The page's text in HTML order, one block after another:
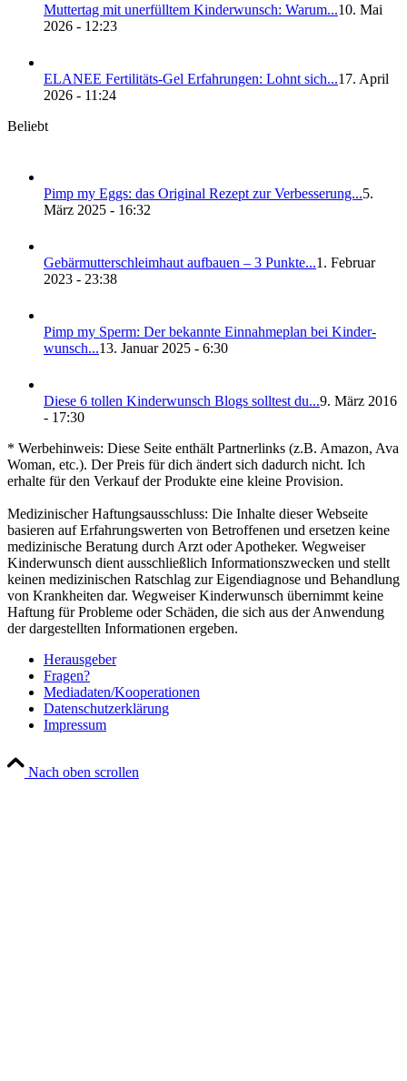
Mut­ter­tag mit uner­füll­tem Kin­der­wunsch: War­um...10. Mai
2026 - 12:23
ELANEE Fer­ti­li­täts-Gel Erfah­run­gen: Lohnt sich...17. April
2026 - 11:24
Beliebt
Pimp my Eggs: das Ori­gi­nal Rezept zur Ver­bes­se­rung...5.
März 2025 - 16:32
Gebär­mut­ter­schleim­haut auf­bau­en – 3 Punk­te...1. Februar
2023 - 23:38
Pimp my Sperm: Der bekann­te Ein­nah­me­plan bei Kin­der­
wunsch...13. Januar 2025 - 6:30
Die­se 6 tol­len Kin­der­wunsch Blogs soll­test du...9. März 2016
- 17:30
* Werbehinweis: Diese Seite enthält Partnerlinks (z.B. Amazon, Ava
Woman, etc.). Der Preis für dich ändert sich dadurch nicht. Ich
erhalte für den Verkauf der Produkte eine kleine Provision.
Medizinischer Haftungsausschluss: Die Inhalte dieser Webseite
basieren auf Erfahrungswerten von Betroffenen und ersetzen keine
medizinische Beratung durch Arzt oder Apotheker. Wegweiser
Kinderwunsch dient ausschließlich Informationszwecken und stellt
keinen medizinischen Ratschlag zur Eigendiagnose und Behandlung
von Krankheiten dar. Wegweiser Kinderwunsch übernimmt keine
Haftung für Probleme oder Schäden, die sich aus der Anwendung
der dargestellten Informationen ergeben.
Her­aus­ge­ber
Fra­gen?
Mediadaten/Kooperationen
Daten­schutz­er­klä­rung
Impres­sum
Nach oben scrollen